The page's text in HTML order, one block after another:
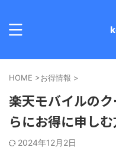
HOME >お得情報 >
楽天モバイルの
らにお得に申し
2024年12月2日